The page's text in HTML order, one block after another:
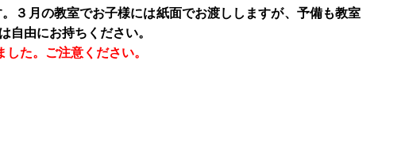
３月の教室でお子様には紙面でお渡ししますが、予備も教室
自由にお持ちください。
た。ご注意ください。